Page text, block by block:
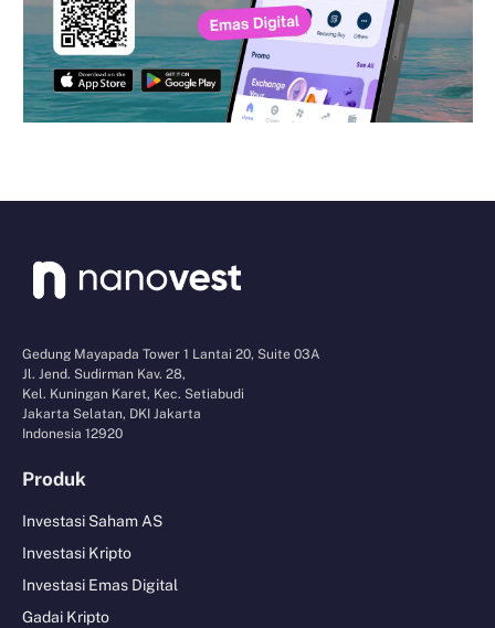
Gedung Mayapada Tower 1 Lantai 20, Suite 03A
Jl. Jend. Sudirman Kav. 28,
Kel. Kuningan Karet, Kec. Setiabudi
Jakarta Selatan, DKI Jakarta
Indonesia 12920
Produk
Investasi Saham AS
Investasi Kripto
Investasi Emas Digital
Gadai Kripto